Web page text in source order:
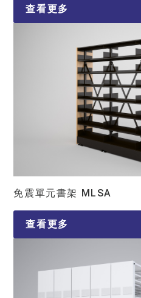
查看更多
免震單元書架 MLSA
查看更多